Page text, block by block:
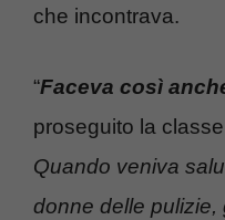
che incontrava.
“Faceva così
proseguito la
Quando veniva
donne delle pulizie,